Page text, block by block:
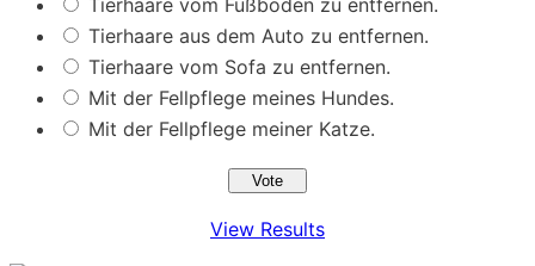
Tierhaare vom Fußboden zu entfernen.
Tierhaare aus dem Auto zu entfernen.
Tierhaare vom Sofa zu entfernen.
Mit der Fellpflege meines Hundes.
Mit der Fellpflege meiner Katze.
View Results